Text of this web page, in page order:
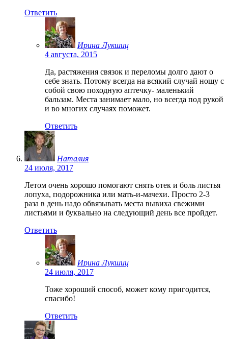
Ответить
Ирина Лукшиц
4 августа, 2015
Да, растяжения связок и переломы долго дают о
себе знать. Потому всегда на всякий случай ношу с
собой свою походную аптечку- маленький
бальзам. Места занимает мало, но всегда под рукой
и во многих случаях поможет.
Ответить
Наталия
24 июля, 2017
Летом очень хорошо помогают снять отек и боль листья
лопуха, подорожника или мать-и-мачехи. Просто 2-3
раза в день надо обвязывать места вывиха свежими
листьями и буквально на следующий день все пройдет.
Ответить
Ирина Лукшиц
24 июля, 2017
Тоже хороший способ, может кому пригодится,
спасибо!
Ответить